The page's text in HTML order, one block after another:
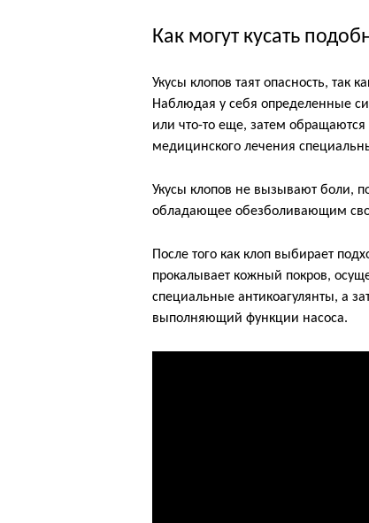
Как могут кусать
Укусы клопов таят опасность, так
Наблюдая у себя определенные
или что-то еще, затем обращаются
медицинского лечения
Укусы клопов не вызывают боли,
обладающее обезболивающим
После того как клоп выбирает
прокалывает кожный покров,
специальные антикоагулянты, а
выполняющий функции насоса.